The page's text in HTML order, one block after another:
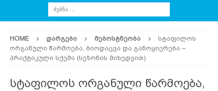
HOME ᲓᲐᲠᲒᲔᲑᲘ ᲛᲔᲑᲝᲡᲢᲜᲔᲝᲑᲐ
სტაფილოს
ორგანული წარმოება, ბიოდაცვა და განოყიერება –
პრაქტიკული სქემა (სეზონის მიხედვით)
სტაფილოს ორგანული წარმოება,